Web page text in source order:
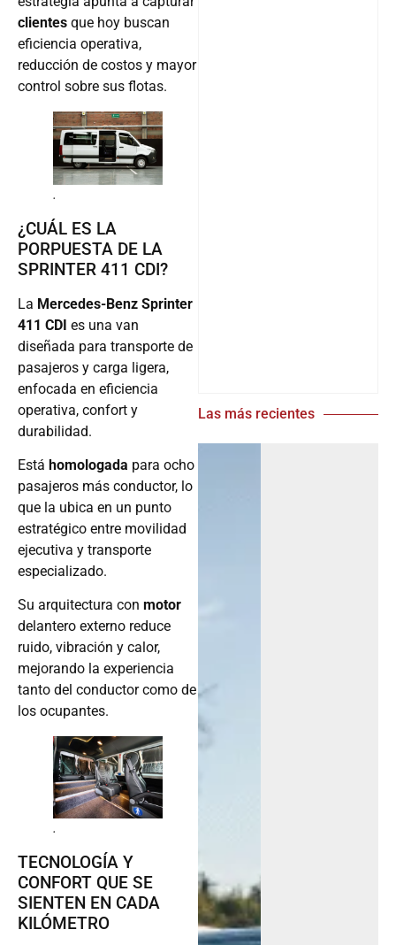
clientes que hoy buscan
eficiencia operativa,
reducción de costos y mayor
control sobre sus flotas.
.
¿CUÁL ES LA
PORPUESTA DE LA
SPRINTER 411 CDI?
La Mercedes-Benz Sprinter
411 CDI es una van
diseñada para transporte de
pasajeros y carga ligera,
enfocada en eficiencia
operativa, confort y
durabilidad.
Está homologada para ocho
pasajeros más conductor, lo
que la ubica en un punto
estratégico entre movilidad
ejecutiva y transporte
especializado.
Su arquitectura con motor
delantero externo reduce
ruido, vibración y calor,
mejorando la experiencia
tanto del conductor como de
los ocupantes.
.
TECNOLOGÍA Y
CONFORT QUE SE
SIENTEN EN CADA
KILÓMETRO
Las más recientes